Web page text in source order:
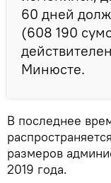
60 дней
(608 190
Минюсте.
В последнее
размеров
2019 года.